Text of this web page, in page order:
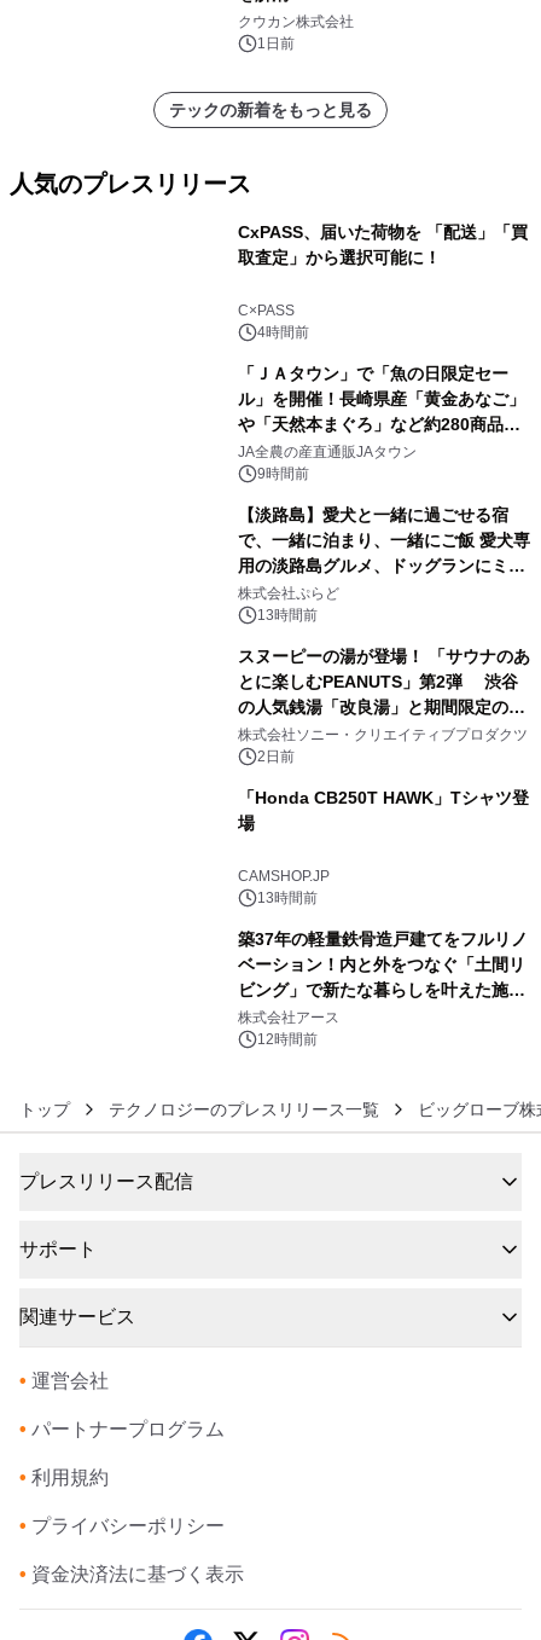
クウカン株式会社
1日前
テックの新着をもっと見る
人気のプレスリリース
CxPASS、届いた荷物を 「配送」「買
取査定」から選択可能に！
C×PASS
4時間前
「ＪＡタウン」で「魚の日限定セー
ル」を開催！長崎県産「黄金あなご」
や「天然本まぐろ」など約280商品を
販売！～毎月１０日の定例企画～
JA全農の産直通販JAタウン
9時間前
【淡路島】愛犬と一緒に過ごせる宿
で、一緒に泊まり、一緒にご飯 愛犬専
用の淡路島グルメ、ドッグランにミニ
プール グランピングとトレーラーハウ
スの2施設で
株式会社ぷらど
13時間前
スヌーピーの湯が登場！ 「サウナのあ
とに楽しむPEANUTS」第2弾 渋谷
の人気銭湯「改良湯」と期間限定のコ
ラボレーション サウナイキタイコラ
ボグッズも発売決定！
株式会社ソニー・クリエイティブプロダクツ
2日前
「Honda CB250T HAWK」Tシャツ登
場
CAMSHOP.JP
13時間前
築37年の軽量鉄骨造戸建てをフルリノ
ベーション！内と外をつなぐ「土間リ
ビング」で新たな暮らしを叶えた施工
事例を株式会社アースが公開
株式会社アース
12時間前
トップ テクノロジーのプレスリリース一覧 ビッグローブ株
プレスリリース配信
サポート
関連サービス
• 運営会社
• パートナープログラム
• 利用規約
• プライバシーポリシー
• 資金決済法に基づく表示